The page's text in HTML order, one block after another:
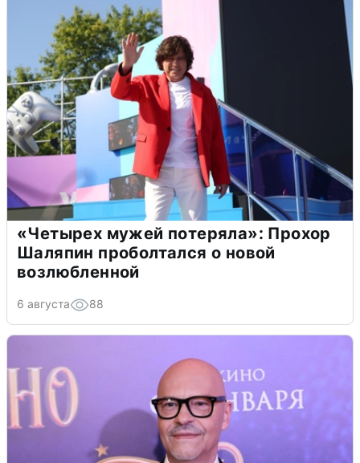
«Четырех мужей потеряла»: Прохор
Шаляпин проболтался о новой
возлюбленной
6 августа 88